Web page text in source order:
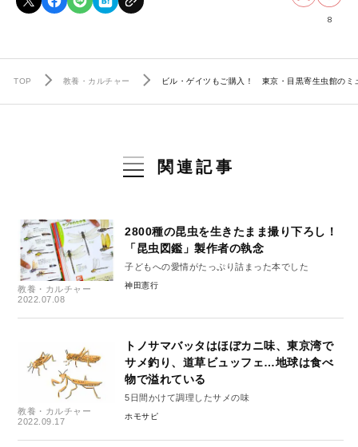
8
TOP 教養・カルチャー ビル・ゲイツもご購入！ 東京・目黒寄生虫館のミ
関連記事
教養・カルチャー
2022.07.08
2800種の昆虫を生きたまま撮り下ろし！
「昆虫図鑑」製作者の執念
子どもへの愛情がたっぷり詰まった本でした
神田憲行
教養・カルチャー
2022.09.17
トノサマバッタはほぼカニ味、東京湾で
サメ釣り、道草ビュッフェ…地球は食べ
物で溢れている
5日間かけて調理したサメの味
ホモサピ